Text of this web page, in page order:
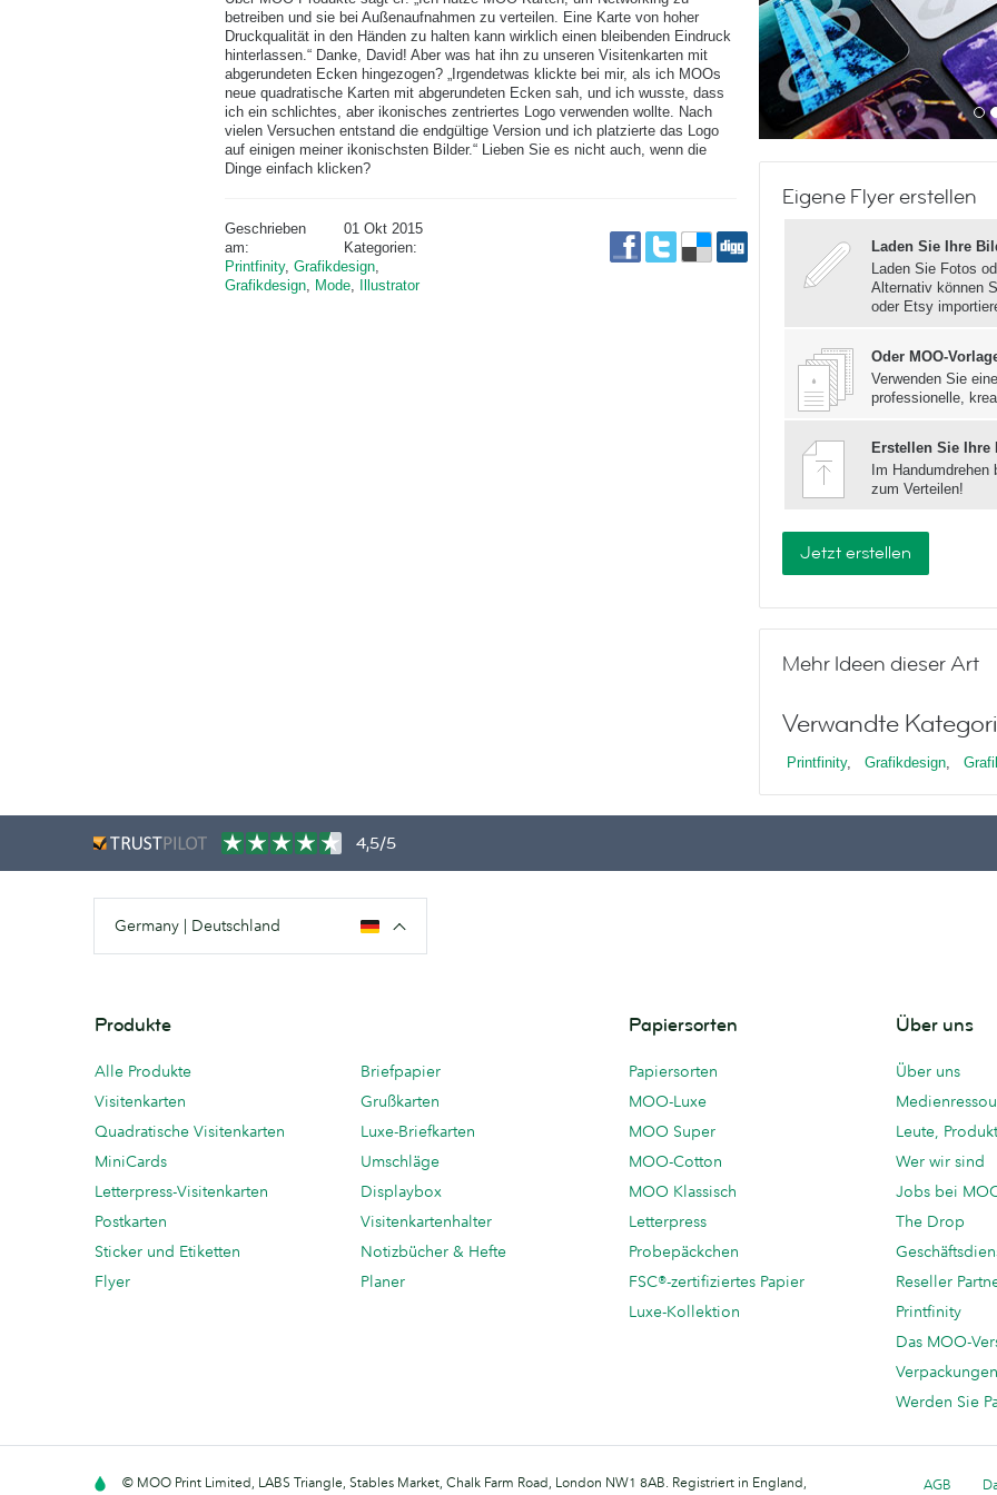
betreiben und sie bei Außenaufnahmen zu verteilen. Eine Karte von hoher
Druckqualität in den Händen zu halten kann wirklich einen bleibenden Eindruck
hinterlassen.“ Danke, David! Aber was hat ihn zu unseren Visitenkarten mit
abgerundeten Ecken hingezogen? „Irgendetwas klickte bei mir, als ich MOOs
neue quadratische Karten mit abgerundeten Ecken sah, und ich wusste, dass
ich ein schlichtes, aber ikonisches zentriertes Logo verwenden wollte. Nach
vielen Versuchen entstand die endgültige Version und ich platzierte das Logo
auf einigen meiner ikonischsten Bilder.“ Lieben Sie es nicht auch, wenn die
Dinge einfach klicken?
Geschrieben
am:
01 Okt 2015
Kategorien:
Printfinity, Grafikdesign,
Grafikdesign, Mode, Illustrator
Eigene Flyer erstellen
Laden Sie Ihre
Laden Sie Fotos
Alternativ können
oder Etsy
Oder MOO-
Verwenden Sie
professionelle,
Erstellen Sie Ihre
Im
zum Verteilen!
Jetzt erstellen
Mehr Ideen dieser Art
Verwandte
Printfinity, Grafikdesign,
4,5/5
Germany | Deutschland
Produkte
Alle Produkte
Visitenkarten
Quadratische Visitenkarten
MiniCards
Letterpress-Visitenkarten
Postkarten
Sticker und Etiketten
Flyer
Briefpapier
Grußkarten
Luxe-Briefkarten
Umschläge
Displaybox
Visitenkartenhalter
Notizbücher & Hefte
Planer
Papiersorten
Papiersorten
MOO-Luxe
MOO Super
MOO-Cotton
MOO Klassisch
Letterpress
Probepäckchen
FSC®-zertifiziertes Papier
Luxe-Kollektion
Über uns
Über uns
Leute,
Wer wir sind
Jobs bei
The Drop
Reseller
Printfinity
Das MOO-
Verpackungen
Werden Sie
AGB
© MOO Print Limited, LABS Triangle, Stables Market, Chalk Farm Road, London NW1 8AB. Registriert in England,